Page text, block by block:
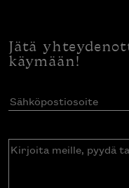
Jätä
käymään!
Sähköpostiosoite
Kirjoita